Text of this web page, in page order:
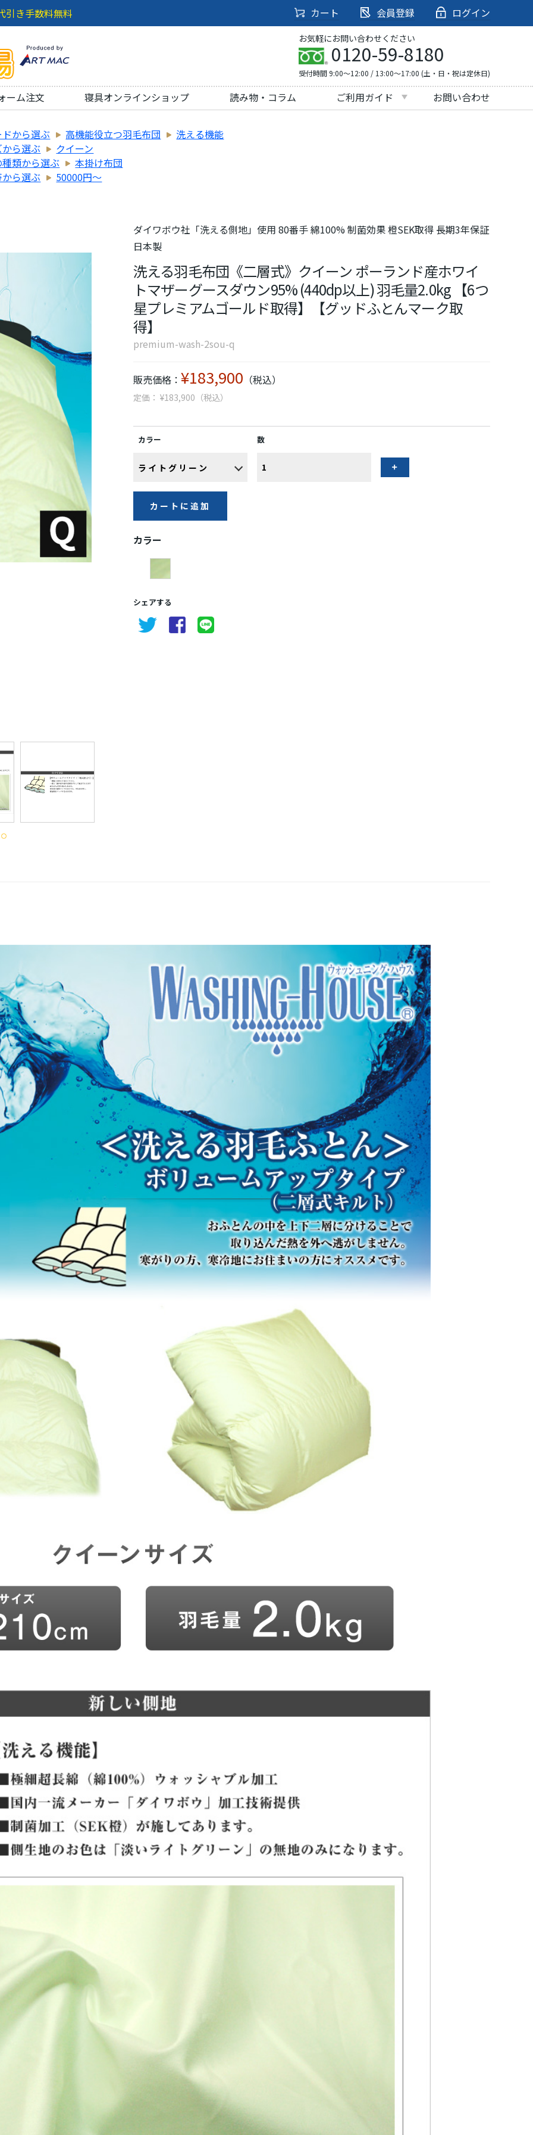
引き手数料無料 カート 会員登録 ログイン
お気軽にお問い合わせください
0120-59-8180
受付時間 9:00～12:00 / 13:00～17:00 (土・日・祝は定休日)
ーム注文 寝具オンラインショップ 読み物・コラム ご利用ガイド お問い合わせ
から選ぶ 高機能役立つ羽毛布団
洗える機能
ら選ぶ
クイーン
類から選ぶ
本掛け布団
ら選ぶ
50000円～
ダイワボウ社「洗える側地」使用 80番手 綿100% 制菌効果 橙SEK取得 長期3年保証
日本製
洗える羽毛布団《二層式》クイーン ポーランド産ホワイ
トマザーグースダウン95% (440dp以上) 羽毛量2.0kg 【6つ
星プレミアムゴールド取得】【グッドふとんマーク取
得】
premium-wash-2sou-q
販売価格： ¥183,900 （税込）
定価： ¥183,900（税込）
カラー 数
カートに追加
カラー
シェアする